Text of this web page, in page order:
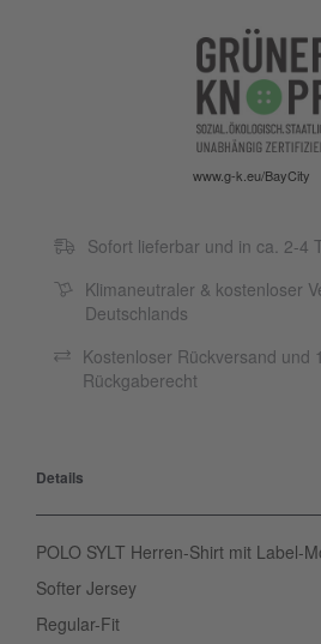
www.g-k.eu/BayCity
Sofort lieferbar und in ca. 2-4
Klimaneutraler & kostenloser
Deutschlands
Kostenloser Rückversand und
Rückgaberecht
Details
POLO SYLT Herren-Shirt mit Label-
Softer Jersey
Regular-Fit